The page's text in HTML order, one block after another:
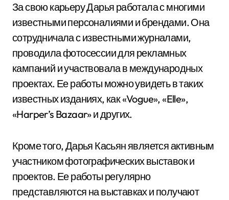
За свою карьеру Дарья работала с многими
известными персоналиями и брендами. Она
сотрудничала с известными журналами,
проводила фотосессии для рекламных
кампаний и участвовала в международных
проектах. Ее работы можно увидеть в таких
известных изданиях, как «Vogue», «Elle»,
«Harper’s Bazaar» и других.
Кроме того, Дарья Касьян является активным
участником фотографических выставок и
проектов. Ее работы регулярно
представляются на выставках и получают